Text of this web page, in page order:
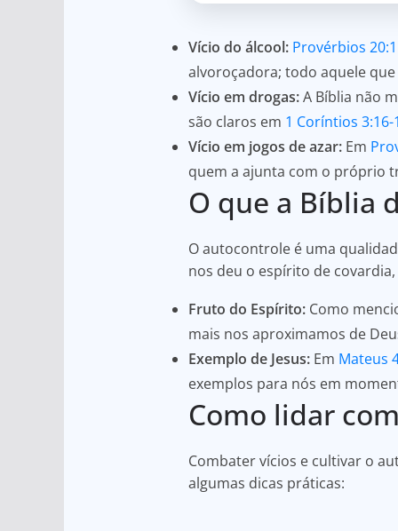
Vício do álcool: Provérbios 20:1
alvoroçadora; todo aquele
Vício em drogas:A Bíblia não
são claros em 1 Coríntios 3:16-
Vício em jogos de azar: Em
quem a ajunta com o próprio
O que a Bíblia
O autocontrole é uma
nos deu o espírito de
Fruto do Espírito: Como
mais nos aproximamos de
Exemplo de Jesus: Em Mateus
exemplos para nós em
Como lidar
Combater vícios e cultivar o
algumas dicas práticas: